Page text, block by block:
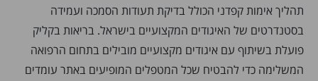
תהליך אימות קפדני הכולל בדיקת תעודות הסמכה ועמידה
בסטנדרטים של האיגודים המקצועיים בישראל. בריאות בקליק
פועלת בשיתוף עם איגודים מקצועיים מובילים בתחום הרפואה
המשלימה כדי להבטיח שכל המטפלים המופיעים באתר עומדים